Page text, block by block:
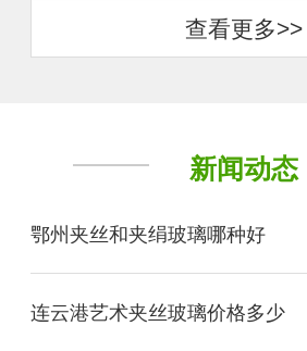
查看更多>>
新闻动态
鄂州夹丝和夹绢玻璃哪种好
连云港艺术夹丝玻璃价格多少